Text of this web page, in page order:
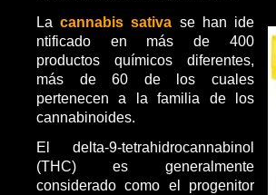
Lacannabis sativa se han ide
ntificado en más de 400
productos químicos diferentes,
más de 60 de los cuales
pertenecen a la familia de los
cannabinoides.
El delta-9-tetrahidrocannabinol
(THC) es generalmente
considerado como el progenitor